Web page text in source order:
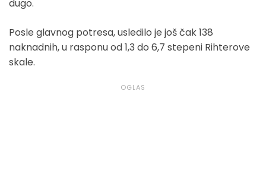
dugo.
Posle glavnog potresa, usledilo je još čak 138
naknadnih, u rasponu od 1,3 do 6,7 stepeni Rihterove
skale.